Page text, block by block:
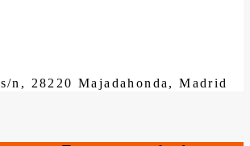
n, 28220 Majadahonda, Madrid